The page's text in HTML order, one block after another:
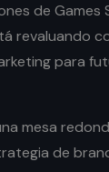
de Games
revaluando
para
mesa
de